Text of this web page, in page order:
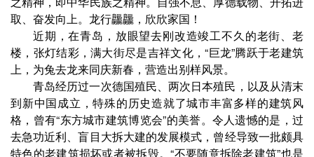
取、奋发向上。龙行龘龘，欣欣家国！
近期，在青岛，放眼望去刚改造竣工不久的老街、老
楼，张灯结彩，满大街尽是吉祥文化，“巨龙”腾跃于老建筑
上，为兔去龙来同庆新春，营造出别样风景。
青岛经历过一次德国殖民、两次日本殖民，以及从清末
到新中国成立，特殊的历史造就了城市丰富多样的建筑风
格，曾有“东方城市建筑博览会”的美誉。令人遗憾的是，过
去急功近利、盲目大拆大建的发展模式，曾经导致一批颇具
特色的老建筑损坏或者被拆毁。“不要随意拆除老建筑”也是